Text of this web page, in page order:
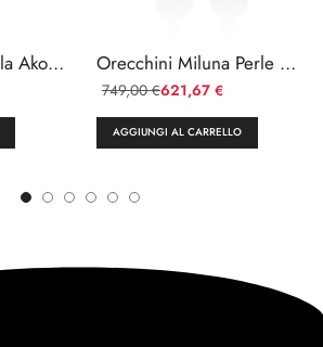
Collana Miluna Perla Akoya in Oro Bianco 18kt Orecchini Miluna Perle Akoya e Diamanti in Oro 18kt
621,67 €
749,00€
AGGIUNGI AL CARRELLO